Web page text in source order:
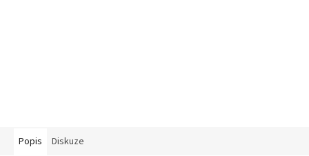
Popis Diskuze